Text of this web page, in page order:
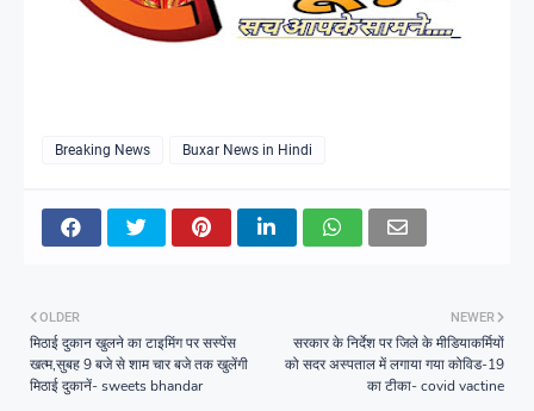
Breaking News Buxar News in Hindi
NEWER
सरकार के निर्देश पर जिले के मीडियाकर्मियों
को सदर अस्पताल में लगाया गया कोविड-19
का टीका- covid vactine
OLDER
मिठाई दुकान खुलने का टाइमिंग पर सस्पेंस
खत्म,सुबह 9 बजे से शाम चार बजे तक खुलेंगी
मिठाई दुकानें- sweets bhandar